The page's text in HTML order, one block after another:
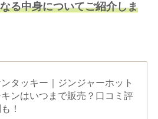
る中身についてご紹介しま
タッキー｜ジンジャーホット
ンはいつまで販売？口コミ評
！